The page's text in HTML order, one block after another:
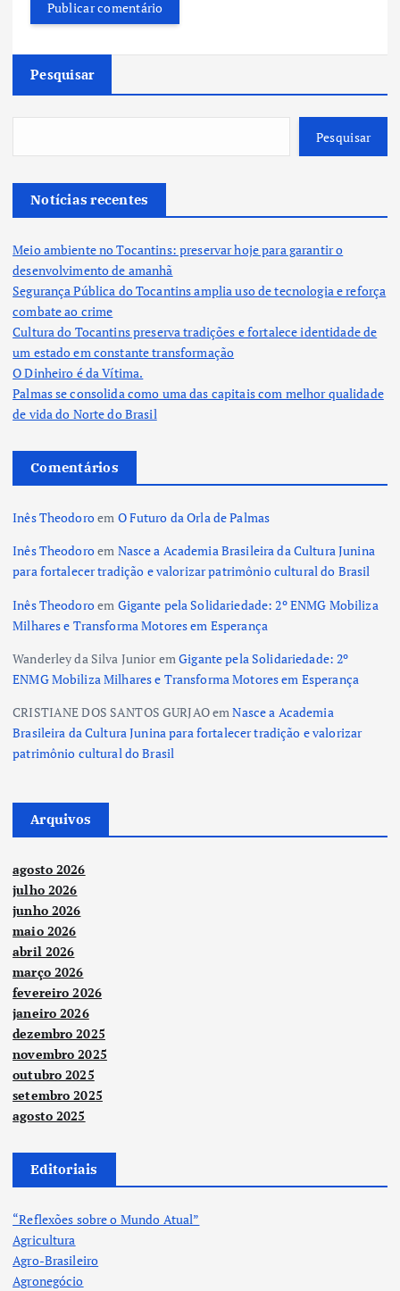
Pesquisar
Pesquisar
Notícias recentes
Meio ambiente no Tocantins: preservar hoje para garantir o
desenvolvimento de amanhã
Segurança Pública do Tocantins amplia uso de tecnologia e reforça
combate ao crime
Cultura do Tocantins preserva tradições e fortalece identidade de
um estado em constante transformação
O Dinheiro é da Vítima.
Palmas se consolida como uma das capitais com melhor qualidade
de vida do Norte do Brasil
Comentários
Inês Theodoroem O Futuro da Orla de Palmas
Inês Theodoroem Nasce a Academia Brasileira da Cultura Junina
para fortalecer tradição e valorizar patrimônio cultural do Brasil
Inês Theodoroem Gigante pela Solidariedade: 2º ENMG Mobiliza
Milhares e Transforma Motores em Esperança
Wanderley da Silva JunioremGigante pela Solidariedade: 2º
ENMG Mobiliza Milhares e Transforma Motores em Esperança
CRISTIANE DOS SANTOS GURJAOemNasce a Academia
Brasileira da Cultura Junina para fortalecer tradição e valorizar
patrimônio cultural do Brasil
Arquivos
agosto 2026
julho 2026
junho 2026
maio 2026
abril 2026
março 2026
fevereiro 2026
janeiro 2026
dezembro 2025
novembro 2025
outubro 2025
setembro 2025
agosto 2025
Editoriais
“Reflexões sobre o Mundo Atual”
Agricultura
Agro-Brasileiro
Agronegócio